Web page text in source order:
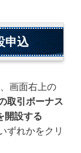
申込
画面右上の
取引ボーナス
開設する
ずれかをクリ